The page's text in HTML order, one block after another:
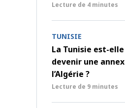
Lecture de 4 minutes
TUNISIE
La Tunisie est-
devenir une
l’Algérie ?
Lecture de 9 minutes